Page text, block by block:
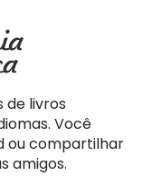
de livros
Você
ou compartilhar
amigos.